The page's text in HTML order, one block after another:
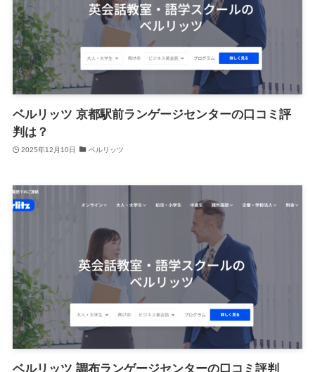
ベルリッツ 京都駅前ランゲージセンターの口コミ評
判は？
2025年12月10日 ベルリッツ
ベルリッツ 調布ランゲージセンターの口コミ評判